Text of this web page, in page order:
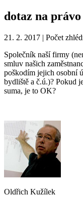
dotaz na
21. 2. 2017 | Počet
Společník naší firmy
smluv našich
poškodím jejich osobní
bydliště a č.ú.)? Pokud
suma, je to OK?
Oldřich Kužílek